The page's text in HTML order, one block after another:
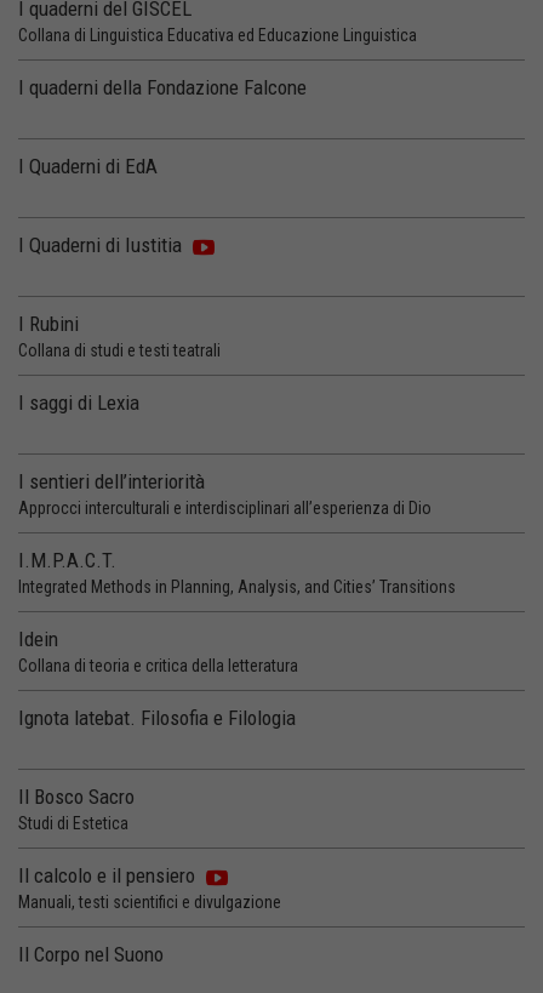
I quaderni del GISCEL
Collana di Linguistica Educativa ed Educazione Linguistica
I quaderni della Fondazione Falcone
I Quaderni di EdA
I Quaderni di Iustitia
I Rubini
Collana di studi e testi teatrali
I saggi di Lexia
I sentieri dell’interiorità
Approcci interculturali e interdisciplinari all’esperienza di Dio
I.M.P.A.C.T.
Integrated Methods in Planning, Analysis, and Cities’ Transitions
Idein
Collana di teoria e critica della letteratura
Ignota latebat. Filosofia e Filologia
Il Bosco Sacro
Studi di Estetica
Il calcolo e il pensiero
Manuali, testi scientifici e divulgazione
Il Corpo nel Suono